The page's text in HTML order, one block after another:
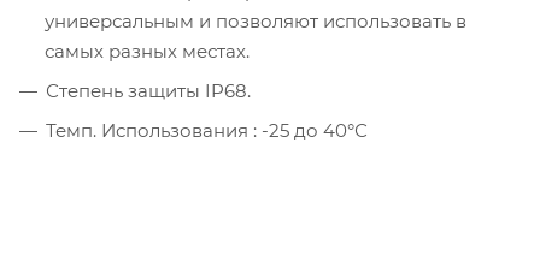
универсальным и позволяют использовать в
самых разных местах.
Степень защиты IP68.
Темп. Использования : -25 до 40°С